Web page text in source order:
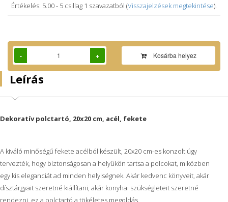
Értékelés: 5.00- 5 csillag 1 szavazatból (Visszajelzések megtekintése).
- + Kosárba helyez
Leírás
Dekoratív polctartó, 20x20 cm, acél, fekete
A kiváló minőségű fekete acélból készült, 20x20 cm-es konzolt úgy
tervezték, hogy biztonságosan a helyükön tartsa a polcokat, miközben
egy kis eleganciát ad minden helyiségnek. Akár kedvenc könyveit, akár
dísztárgyait szeretné kiállítani, akár konyhai szükségleteit szeretné
rendezni, ez a polctartó a tökéletes megoldás.